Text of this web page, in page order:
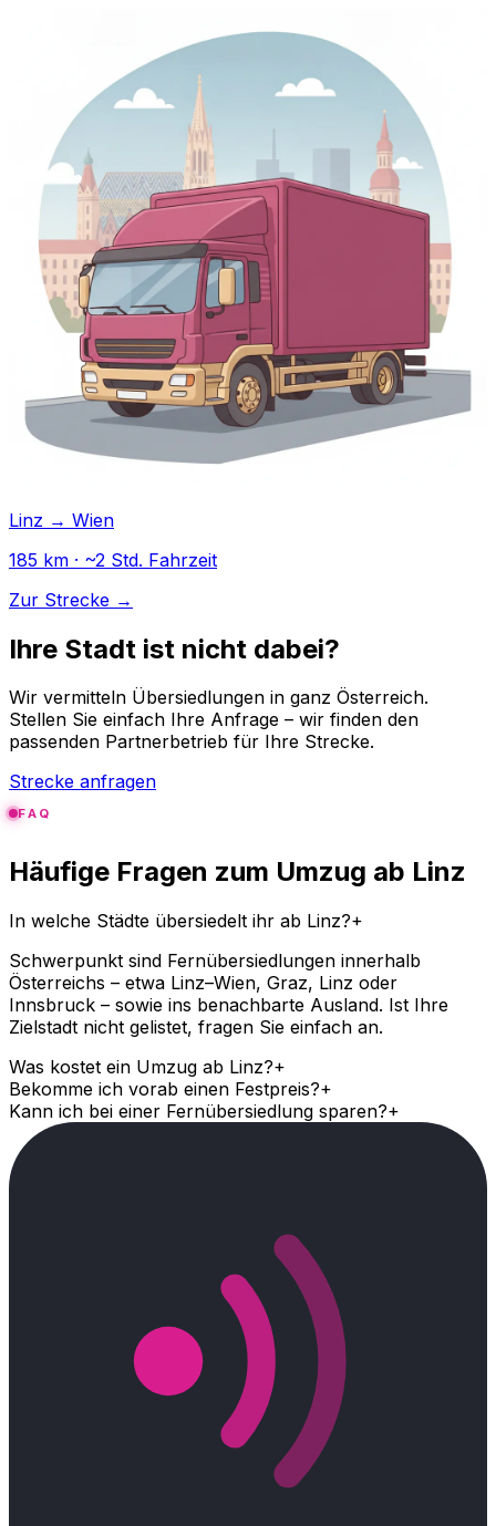
Linz → Wien
185 km · ~2 Std. Fahrzeit
Zur Strecke →
Ihre Stadt ist nicht dabei?
Wir vermitteln Übersiedlungen in ganz Österreich.
Stellen Sie einfach Ihre Anfrage – wir finden den
passenden Partnerbetrieb für Ihre Strecke.
Strecke anfragen
FAQ
Häufige Fragen zum Umzug ab Linz
In welche Städte übersiedelt ihr ab Linz?+
Schwerpunkt sind Fernübersiedlungen innerhalb
Österreichs – etwa Linz–Wien, Graz, Linz oder
Innsbruck – sowie ins benachbarte Ausland. Ist Ihre
Zielstadt nicht gelistet, fragen Sie einfach an.
Was kostet ein Umzug ab Linz?+
Bekomme ich vorab einen Festpreis?+
Kann ich bei einer Fernübersiedlung sparen?+